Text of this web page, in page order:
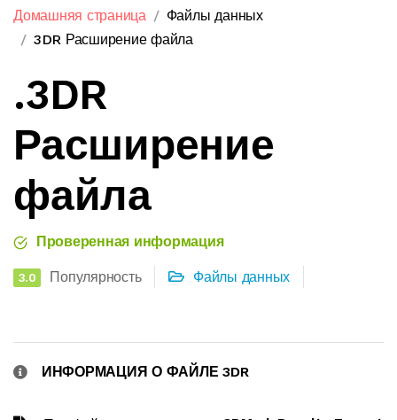
Домашняя страница
Файлы данных
3DR Расширение файла
.3DR
Расширение
файла
Проверенная информация
3.0 Популярность Файлы данных
ИНФОРМАЦИЯ О ФАЙЛЕ 3DR